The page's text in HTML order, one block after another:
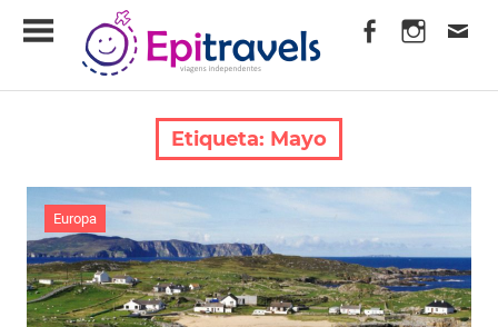
EpiTravels
Viagens
Independentes
Etiqueta: Mayo
Europa